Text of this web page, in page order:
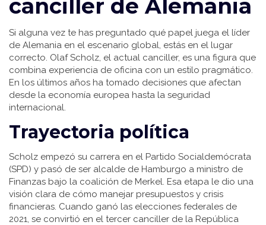
canciller de Alemania
Si alguna vez te has preguntado qué papel juega el líder
de Alemania en el escenario global, estás en el lugar
correcto. Olaf Scholz, el actual canciller, es una figura que
combina experiencia de oficina con un estilo pragmático.
En los últimos años ha tomado decisiones que afectan
desde la economía europea hasta la seguridad
internacional.
Trayectoria política
Scholz empezó su carrera en el Partido Socialdemócrata
(SPD) y pasó de ser alcalde de Hamburgo a ministro de
Finanzas bajo la coalición de Merkel. Esa etapa le dio una
visión clara de cómo manejar presupuestos y crisis
financieras. Cuando ganó las elecciones federales de
2021, se convirtió en el tercer canciller de la República